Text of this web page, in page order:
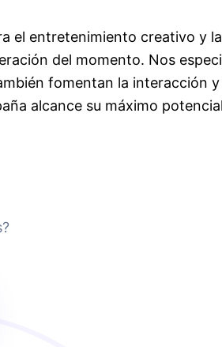
el entretenimiento creativo y
del momento. Nos
fomentan la interacción
alcance su máximo